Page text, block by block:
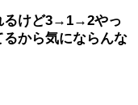
るけど3→1→2やっ
から気にならんな